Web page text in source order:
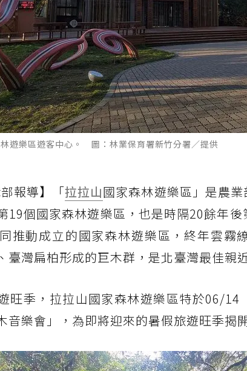
遊樂區遊客中心。 圖：林業保育署新竹分署／提供
報導】「拉拉山國家森林遊樂區」是農
19個國家森林遊樂區，也是時隔20餘年
推動成立的國家森林遊樂區，終年雲霧
臺灣扁柏形成的巨木群，是北臺灣最佳親
旺季，拉拉山國家森林遊樂區特於06/14
音樂會」，為即將迎來的暑假旅遊旺季揭